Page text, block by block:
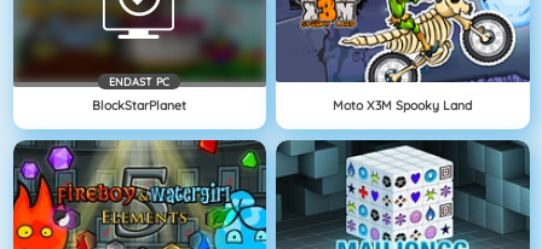
ENDAST PC
BlockStarPlanet Moto X3M Spooky Land